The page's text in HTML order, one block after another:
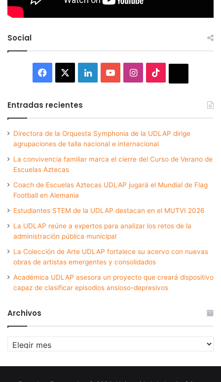
Social
Facebook LinkedInYouTubeInstagram
Entradas recientes
Directora de la Orquesta Symphonia de la UDLAP dirige
agrupaciones de talla nacional e internacional
La convivencia familiar marca el cierre del Curso de Verano de
Escuelas Aztecas
Coach de Escuelas Aztecas UDLAP jugará el Mundial de Flag
Football en Alemania
Estudiantes STEM de la UDLAP destacan en el MUTVI 2026
La UDLAP reúne a expertos para analizar los retos de la
administración pública municipal
La Colección de Arte UDLAP fortalece su acervo con nuevas
obras de artistas emergentes y consolidados
Académica UDLAP asesora un proyecto que creará dispositivo
capaz de clasificar episodios ansioso-depresivos
Archivos
Archivos